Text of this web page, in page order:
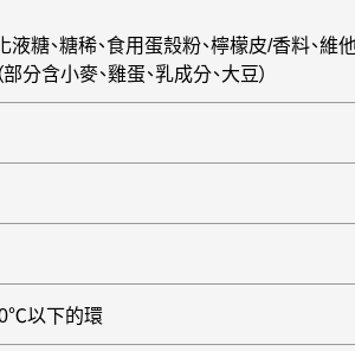
液糖、糖稀、食用蛋殼粉、檸檬皮/香料、維
分含小麥、雞蛋、乳成分、大豆）
以下的環